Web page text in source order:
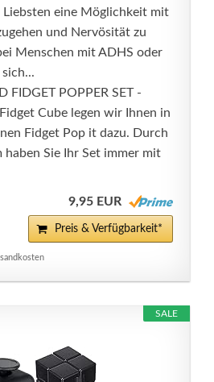
Liebsten eine Möglichkeit mit
und Nervösität zu
Menschen mit ADHS oder
FIDGET POPPER SET -
Cube legen wir Ihnen in
Fidget Pop it dazu. Durch
haben Sie Ihr Set immer mit
9,95 EUR
Preis & Verfügbarkeit*
SALE